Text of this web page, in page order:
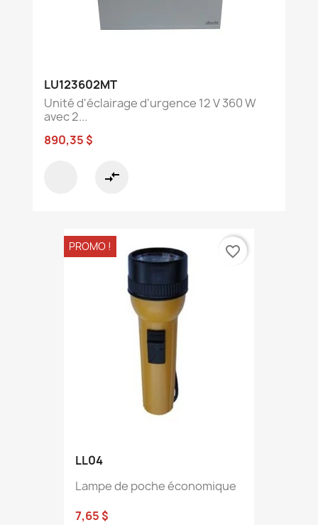
LU123602MT
Unité d'éclairage d'urgence 12 V 360 W
avec 2...
890,35 $
compare_arrows
LL04
Lampe de poche économique
7,65 $
PROMO ! favorite_border